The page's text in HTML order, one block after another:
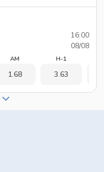
16:00
08/08
AM
1.68
H-1
3.63